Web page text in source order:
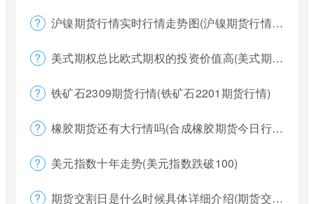
沪镍期货行情实时行情走势图(沪镍期货行情价格)
美式期权总比欧式期权的投资价值高(美式期权和欧式期权哪个风险更大)
铁矿石2309期货行情(铁矿石2201期货行情)
橡胶期货还有大行情吗(合成橡胶期货今日行情)
美元指数十年走势(美元指数跌破100)
期货交割日是什么时候具体详细介绍(期货交割日一般是涨还是跌)